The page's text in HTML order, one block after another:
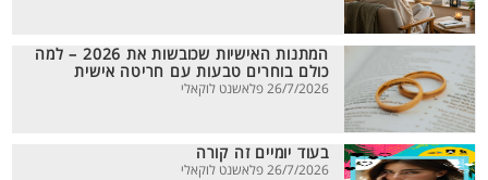
המתנות האישיות שכובשות את 2026 – למה
כולם בוחרים טבעות עם חריטה אישית
26/7/2026 פלאשנט לוקאלי
בעוד יומיים זה קורה
26/7/2026 פלאשנט לוקאלי